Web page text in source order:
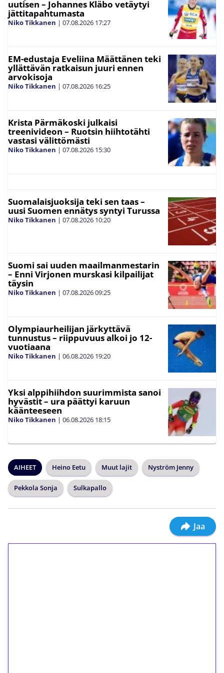
uutisen – Johannes Kläbo vetäytyi
jättitapahtumasta
Niko Tikkanen | 07.08.2026 17:27
EM-edustaja Eveliina Määttänen teki
yllättävän ratkaisun juuri ennen
arvokisoja
Niko Tikkanen | 07.08.2026 16:25
Krista Pärmäkoski julkaisi
treenivideon – Ruotsin hiihtotähti
vastasi välittömästi
Niko Tikkanen | 07.08.2026 15:30
Suomalaisjuoksija teki sen taas –
uusi Suomen ennätys syntyi Turussa
Niko Tikkanen | 07.08.2026 10:20
Suomi sai uuden maailmanmestarin
– Enni Virjonen murskasi kilpailijat
täysin
Niko Tikkanen | 07.08.202609:25
Olympiaurheilijan järkyttävä
tunnustus – riippuvuus alkoi jo 12-
vuotiaana
Niko Tikkanen | 06.08.2026 19:20
Yksi alppihiihdon suurimmista sanoi
hyvästit – ura päättyi karuun
käänteeseen
Niko Tikkanen | 06.08.2026 18:15
AIHEET Heino Eetu Muut lajit Nyström Jenny
Pekkola Sonja Sulkapallo
Jaa